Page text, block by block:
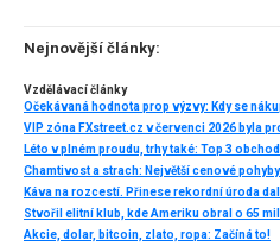
několik příkladů nejznámějších z nich.
Nejnovější články:
Vzdělávací články
Očekávaná hodnota prop výzvy: Kdy se
VIP zóna FXstreet.cz v červenci 2026 byla
Káva na rozcestí. Přinese rekordní úroda
Akcie, dolar, bitcoin, zlato, ropa: Začíná to!